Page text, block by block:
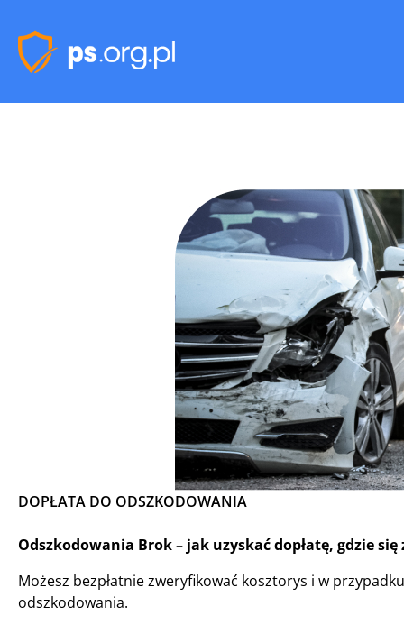
DOPŁATA DO ODSZKODOWANIA
Odszkodowania Brok – jak uzyskać dopłatę, gdzie
Możesz bezpłatnie zweryfikować kosztorys i w
odszkodowania.